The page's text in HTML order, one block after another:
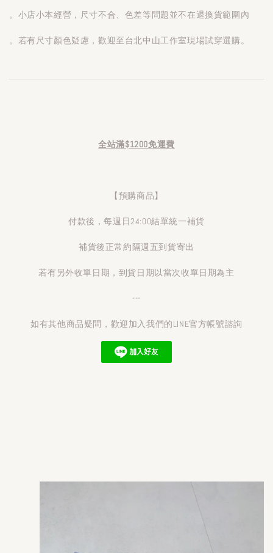
。小店小本經營，尺寸不合、色差等問題並不在退換貨範圍內
。若有尺寸顏色疑慮，歡迎至台北中山工作室現場試穿選購。
全站滿$1200免運費
【預購商品】
付款後，每週日24:00結單統一補貨
補貨後正常約隔週五到貨寄出
若有另外收單日期，到貨日期以當次收單日期為主
---
如有其他商品疑問，歡迎加入我們的LINE官方帳號諮詢